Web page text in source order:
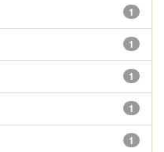
1
1
1
1
1